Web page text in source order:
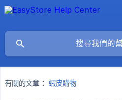
有關的文章： 蝦皮購物